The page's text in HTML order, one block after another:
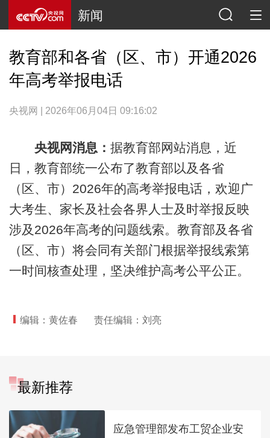
新闻
教育部和各省（区、市）开通2026
年高考举报电话
央视网 | 2026年06月04日 09:16:02
央视网消息： 据教育部网站消息，近
日，教育部统一公布了教育部以及各省
（区、市）2026年的高考举报电话，欢迎广
大考生、家长及社会各界人士及时举报反映
涉及2026年高考的问题线索。教育部及各省
（区、市）将会同有关部门根据举报线索第
一时间核查处理，坚决维护高考公平公正。
编辑：黄佐春 责任编辑：刘亮
最新推荐
应急管理部发布工贸企业安